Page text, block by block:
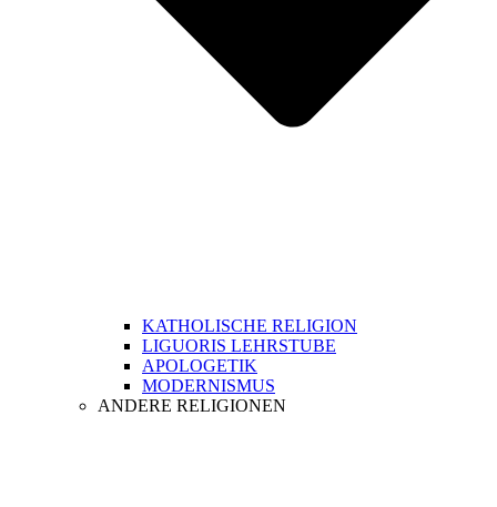
KATHOLISCHE RELIGION
LIGUORIS LEHRSTUBE
APOLOGETIK
MODERNISMUS
ANDERE RELIGIONEN